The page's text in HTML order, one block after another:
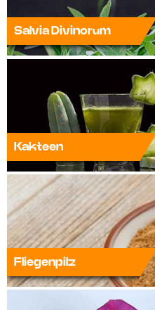
Salvia Divinorum
Kakteen
Fliegenpilz